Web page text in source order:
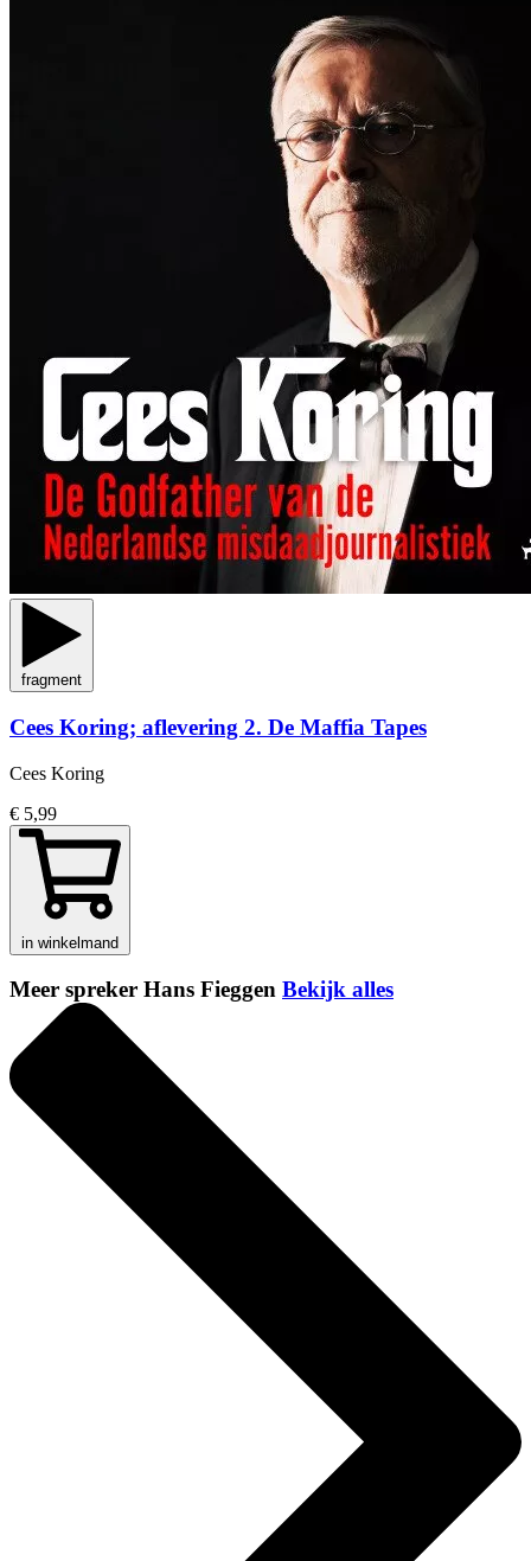
fragment
Cees Koring; aflevering 2. De Maffia Tapes
Cees Koring
€ 5,99
in winkelmand
Meer spreker Hans Fieggen Bekijk alles